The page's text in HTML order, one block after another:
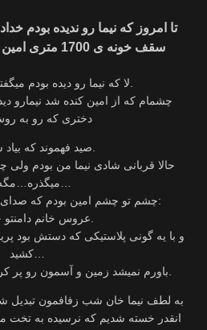
تا امروز که نیما رو ندیده بودم
سقف خونه ی 1700 متری امین و خانواده اش ولی حا
چشمام که از امین کنده شد نیمارو
دختری که رو به
حالا قربانی شادی نیما من بودم
چشم تو چشم امین بودم که صدای نیما رو شنیدم که گفت:
و با یه گونی پلاستیکی که دستش بود
به لطف نیما خان شب زفافمون تبدیل
انقدر خسته شدیم که نرسیده به تخت